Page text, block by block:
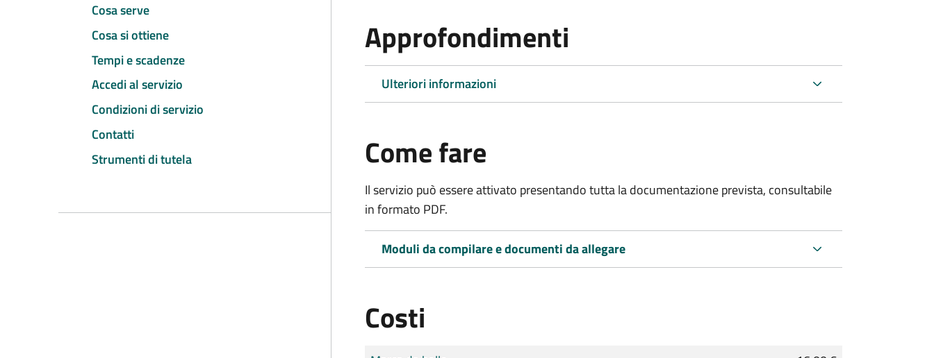
Cosa serve
Cosa si ottiene
Tempi e scadenze
Accedi al servizio
Condizioni di servizio
Contatti
Strumenti di tutela
Approfondimenti
Ulteriori informazioni
Come fare
Il servizio può essere attivato presentando tutta la documentazione prevista, consultabile
in formato PDF.
Moduli da compilare e documenti da allegare
Costi
Tipo di pagamento
Importo